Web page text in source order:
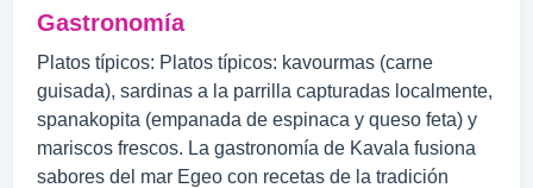
Gastronomía
Platos típicos: Platos típicos: kavourmas (carne
guisada), sardinas a la parrilla capturadas localmente,
spanakopita (empanada de espinaca y queso feta) y
mariscos frescos. La gastronomía de Kavala fusiona
sabores del mar Egeo con recetas de la tradición